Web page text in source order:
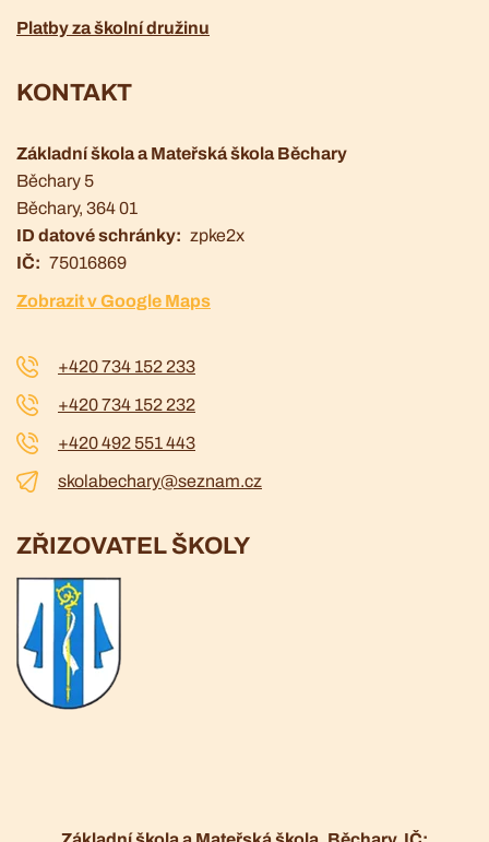
Platby za školní družinu
KONTAKT
Základní škola a Mateřská škola Běchary
Běchary 5
Běchary, 364 01
ID datové schránky
zpke2x
IČ
75016869
Zobrazit v Google Maps
+420 734 152 233
+420 734 152 232
+420 492 551 443
skolabechary@seznam.cz
ZŘIZOVATEL ŠKOLY